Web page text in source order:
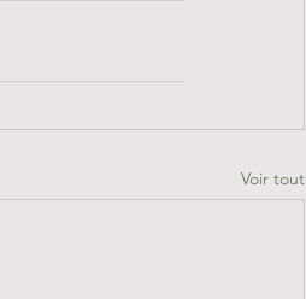
Voir tout